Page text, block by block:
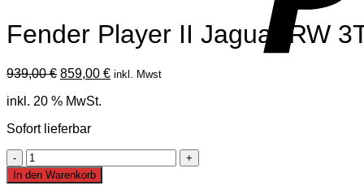
Fender Player II Jaguar RW
939,00€ Ursprünglicher
war:
859,00 €Aktueller
inkl. Mwst
inkl. 20 % MwSt.
Sofort lieferbar
Fender
Player
II
In den Warenkorb